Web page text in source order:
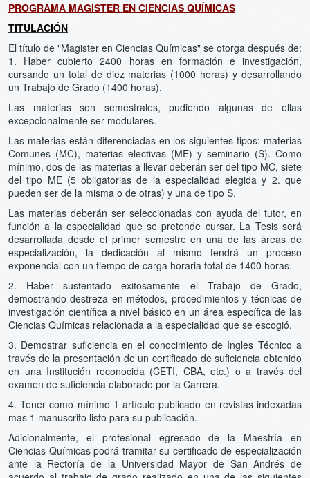
PROGRAMA MAGISTER EN CIENCIAS QUÍMICAS
TITULACIÓN
El título de "Magister en Ciencias Químicas" se otorga después de:
1. Haber cubierto 2400 horas en formación e investigación,
cursando un total de diez materias (1000 horas) y desarrollando
un Trabajo de Grado (1400 horas).
Las materias son semestrales, pudiendo algunas de ellas
excepcionalmente ser modulares.
Las materias están diferenciadas en los siguientes tipos: materias
Comunes (MC), materias electivas (ME) y seminario (S). Como
mínimo, dos de las materias a llevar deberán ser del tipo MC, siete
del tipo ME (5 obligatorias de la especialidad elegida y 2. que
pueden ser de la misma o de otras) y una de tipo S.
Las materias deberán ser seleccionadas con ayuda del tutor, en
función a la especialidad que se pretende cursar. La Tesis será
desarrollada desde el primer semestre en una de las áreas de
especialización, la dedicación al mismo tendrá un proceso
exponencial con un tiempo de carga horaria total de 1400 horas.
2. Haber sustentado exitosamente el Trabajo de Grado,
demostrando destreza en métodos, procedimientos y técnicas de
investigación científica a nivel básico en un área específica de las
Ciencias Químicas relacionada a la especialidad que se escogió.
3. Demostrar suficiencia en el conocimiento de Ingles Técnico a
través de la presentación de un certificado de suficiencia obtenido
en una Institución reconocida (CETI, CBA, etc.) o a través del
examen de suficiencia elaborado por la Carrera.
4. Tener como mínimo 1 artículo publicado en revistas indexadas
mas 1 manuscrito listo para su publicación.
Adicionalmente, el profesional egresado de la Maestría en
Ciencias Químicas podrá tramitar su certificado de especialización
ante la Rectoría de la Universidad Mayor de San Andrés de